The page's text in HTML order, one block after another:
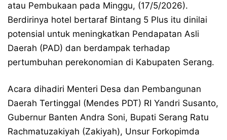
atau Pembukaan pada Minggu, (17/5/2026).
Berdirinya hotel bertaraf Bintang 5 Plus itu dinilai
potensial untuk meningkatkan Pendapatan Asli
Daerah (PAD) dan berdampak terhadap
pertumbuhan perekonomian di Kabupaten Serang.
Acara dihadiri Menteri Desa dan Pembangunan
Daerah Tertinggal (Mendes PDT) RI Yandri Susanto,
Gubernur Banten Andra Soni, Bupati Serang Ratu
Rachmatuzakiyah (Zakiyah), Unsur Forkopimda